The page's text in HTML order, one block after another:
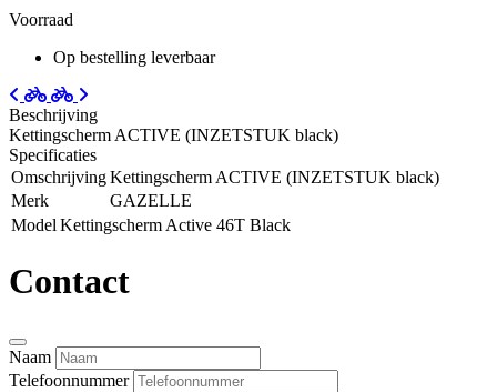
Voorraad
Op bestelling leverbaar
Beschrijving
Kettingscherm ACTIVE (INZETSTUK black)
Specificaties
OmschrijvingKettingscherm ACTIVE (INZETSTUK black)
Merk
GAZELLE
Model Kettingscherm Active 46T Black
Contact
Naam
Telefoonnummer